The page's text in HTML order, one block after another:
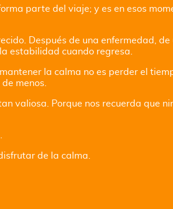
parte del viaje; y es en esos
Después de una enfermedad,
estabilidad cuando regresa.
la calma no es perder el
menos.
valiosa. Porque nos recuerda que
de la calma.